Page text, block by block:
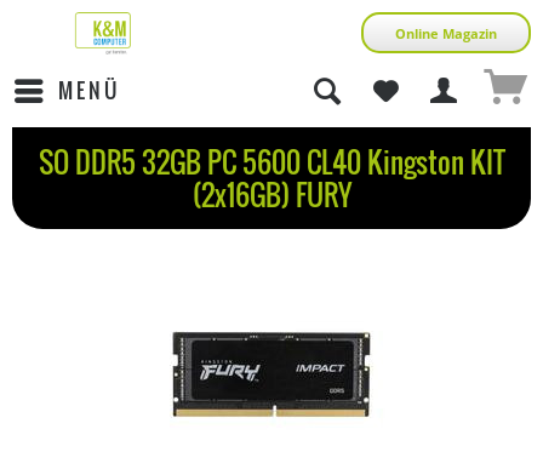
Online Magazin
MENÜ
SO DDR5 32GB PC 5600 CL40 Kingston KIT
(2x16GB) FURY